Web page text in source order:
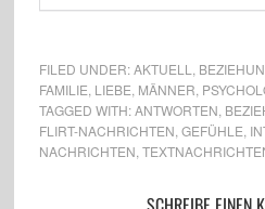
FILED UNDER:AKTUELL
FAMILIE LIEBE MÄNNER
TAGGED WITH:ANTWORTEN
FLIRT-NACHRICHTEN GEFÜHLE
NACHRICHTEN